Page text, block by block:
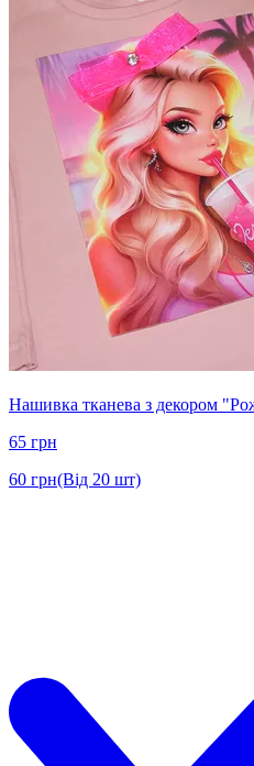
Нашивка тканева з декором
65 грн
60 грн(Від 20 шт)